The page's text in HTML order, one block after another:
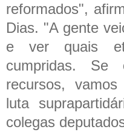
reformados",
Dias. "A gente
e ver quais
cumpridas.
recursos,
luta
colegas